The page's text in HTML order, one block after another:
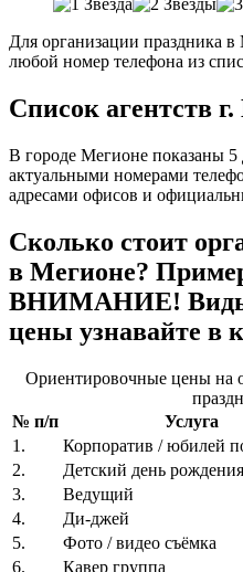
Для организации праздника
любой номер телефона из
Список агентств
В городе Мегионе показаны
актуальными номерами
адресами офисов и
Сколько стоит
в Мегионе?
ВНИМАНИЕ! Виды
цены узнавайте в
Ориентировочные цены на
№ п/п
Услуга
1.
Корпоратив / юбилей
2.
Детский день
3.
Ведущий
4.
Ди-джей
5.
Фото / видео съёмка
6.
Кавер группа